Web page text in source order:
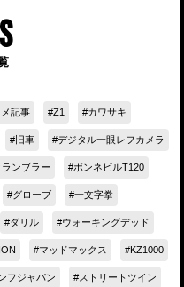
記事 Z1 カワサキ
旧車 デジタル一眼レフカメラ
ンブラー ボンネビルT120
グローブ 一文字拳
ダリル ウォーキングデッド
マッドマックス KZ1000
フジャパン ストリートツイン